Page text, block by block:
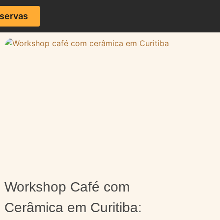
Workshop Café com
Cerâmica em Curitiba: